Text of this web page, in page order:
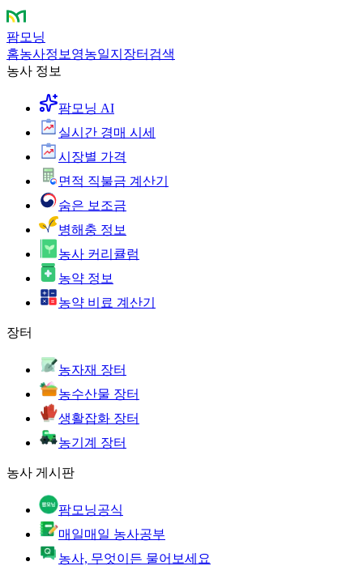
팜모닝
홈농사정보 영농일지 장터 검색
농사 정보
팜모닝 AI
실시간 경매 시세
시장별 가격
면적 직불금 계산기
숨은 보조금
병해충 정보
농사 커리큘럼
농약 정보
농약 비료 계산기
장터
농자재 장터
농수산물 장터
생활잡화 장터
농기계 장터
농사 게시판
팜모닝공식
매일매일 농사공부
농사, 무엇이든 물어보세요